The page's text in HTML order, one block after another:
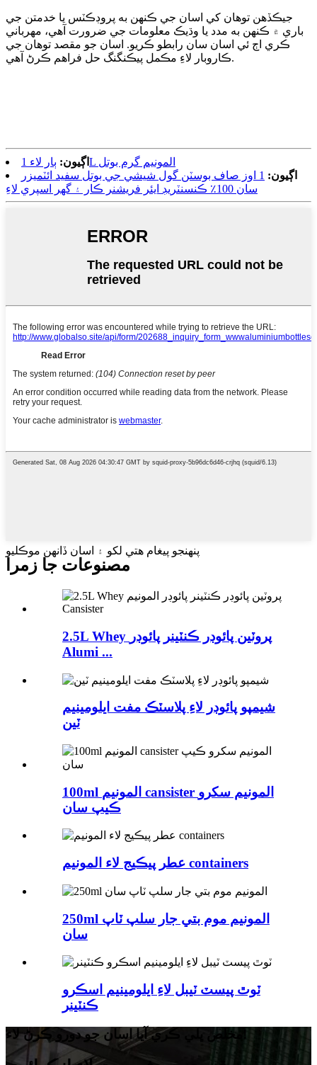
جيڪڏهن توهان کي اسان جي ڪنهن به پروڊڪٽس يا خدمتن جي
باري ۾ ڪنهن به مدد يا وڌيڪ معلومات جي ضرورت آهي، مهرباني
ڪري اڄ ئي اسان سان رابطو ڪريو. اسان جو مقصد توهان جي
ڪاروبار لاءِ مڪمل پيڪنگنگ حل فراهم ڪرڻ آهي.
اڳيون:
ٻار لاء 1L المونيم گرم بوتل
اڳيون:
1 اوز صاف بوسٽن گول شيشي جي بوتل سفيد ائٽميزر
سان 100٪ ڪنسنٽريڊ ايئر فريشنر ڪار ۽ گهر اسپري لاءِ
پنهنجو پيغام هتي لکو ۽ اسان ڏانهن موڪليو
مصنوعات جا زمرا
2.5L Whey پروٽين پائوڊر ڪنٽينر پائوڊر
Alumi ...
شيمپو پائوڊر لاءِ پلاسٽڪ مفت ايلومينيم
ٽين
100ml المونيم cansister المونيم سکرو
ڪيپ سان
عطر پيڪيج لاء المونيم containers
250ml المونيم موم بتي جار سلپ ٽاپ
سان
ٽوٿ پيسٽ ٽيبل لاءِ ايلومينيم اسڪرو
ڪنٽينر